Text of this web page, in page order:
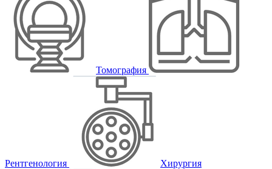
Томография
Рентгенология Хирургия